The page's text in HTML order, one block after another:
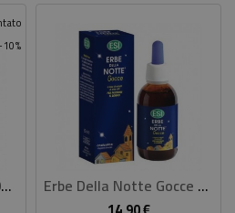
Zefirus Belson Plant 100 Ml Erbe Della Notte Gocce 50 Ml